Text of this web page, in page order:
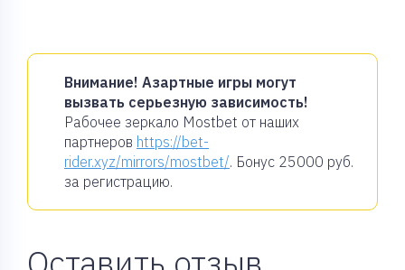
Внимание! Азартные игры могут
вызвать серьезную зависимость!
Рабочее зеркало Mostbet от наших
партнеров https://bet-
rider.xyz/mirrors/mostbet/. Бонус 25000 руб.
за регистрацию.